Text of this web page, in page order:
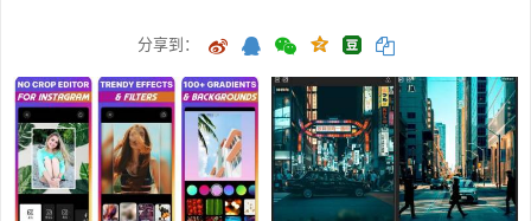
分享到：